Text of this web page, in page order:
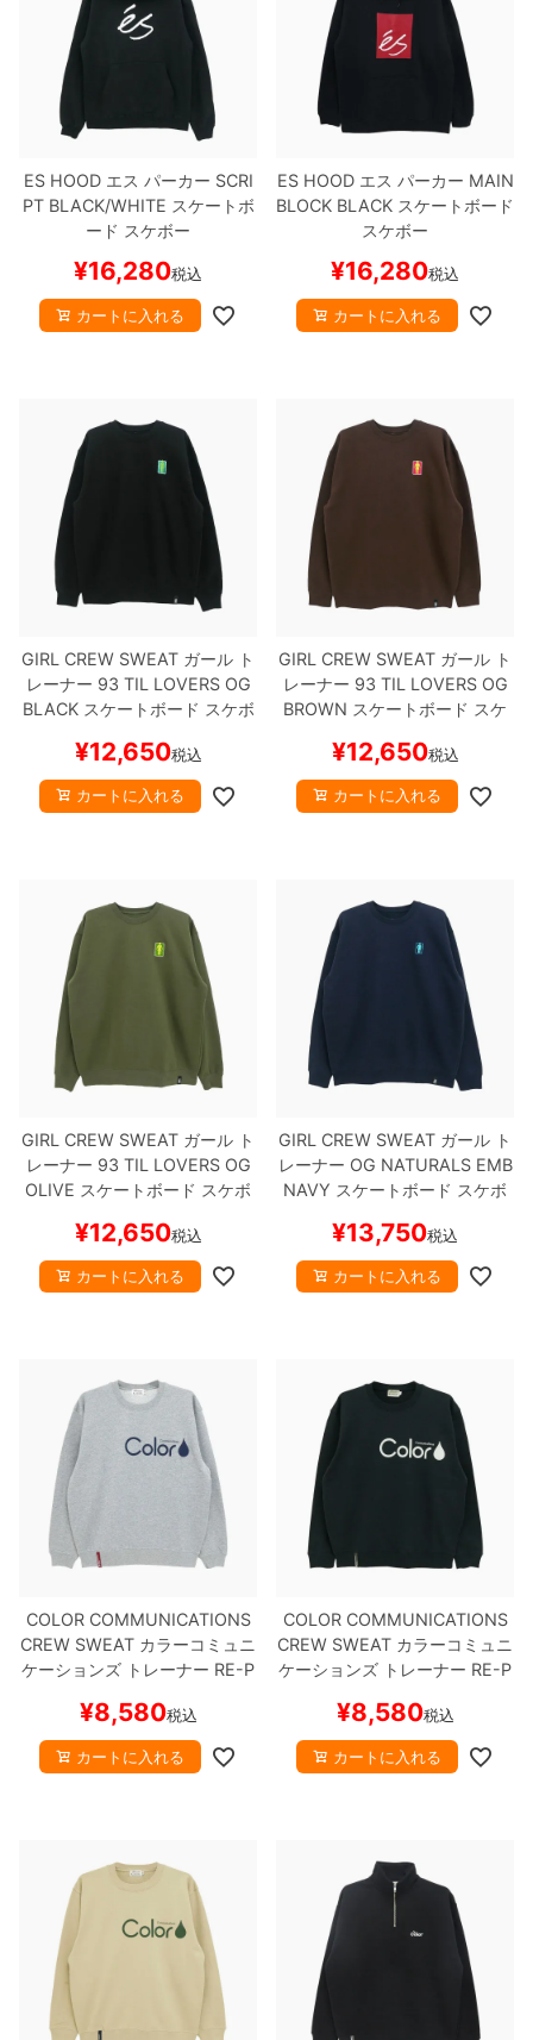
ES HOODエス パーカー SCRI
PTBLACK/WHITE スケートボ
ード スケボー
¥16,280税込
カートに入れる
ES HOODエス パーカー MAIN
BLOCK BLACK スケートボード
スケボー
¥16,280税込
カートに入れる
GIRL CREW SWEAT ガール ト
レーナー 93 TIL LOVERS OG
BLACKスケートボード スケボ
¥12,650税込
カートに入れる
GIRL CREW SWEAT ガール ト
レーナー 93 TIL LOVERS OG
BROWN スケートボード スケ
¥12,650税込
カートに入れる
GIRL CREW SWEAT ガール ト
レーナー 93 TIL LOVERS OG
OLIVE スケートボード スケボ
¥12,650税込
カートに入れる
GIRL CREW SWEAT ガール ト
レーナー OG NATURALS EMB
NAVY スケートボード スケボ
¥13,750税込
カートに入れる
COLOR COMMUNICATIONS
CREW SWEAT カラーコミュニ
ケーションズ トレーナー RE-P
トボード スケボー
¥8,580税込
カートに入れる
COLOR COMMUNICATIONS
CREW SWEAT カラーコミュニ
ケーションズ トレーナー RE-P
トボード スケボー
¥8,580税込
カートに入れる